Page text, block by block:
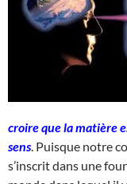
croire que la matière
sens. Puisque notre
s’inscrit dans une